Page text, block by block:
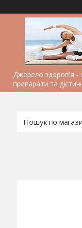
Джерело здоров'я -
препарати та